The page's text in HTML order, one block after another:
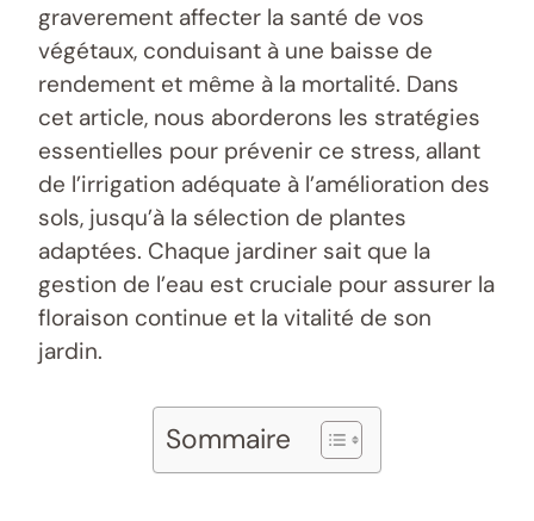
graverement affecter la santé de vos
végétaux, conduisant à une baisse de
rendement et même à la mortalité. Dans
cet article, nous aborderons les stratégies
essentielles pour prévenir ce stress, allant
de l’irrigation adéquate à l’amélioration des
sols, jusqu’à la sélection de plantes
adaptées. Chaque jardiner sait que la
gestion de l’eau est cruciale pour assurer la
floraison continue et la vitalité de son
jardin.
Sommaire